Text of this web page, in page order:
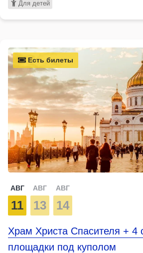
Для детей
Есть билеты
АВГ
11
АВГ
13
АВГ
14
Храм Христа Спасителя + 4
площадки под куполом